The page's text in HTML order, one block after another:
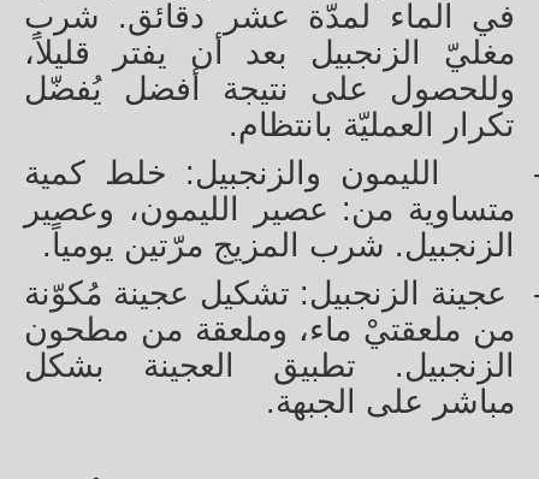
في الماء لمدّة عشر دقائق. شرب
مغليّ الزنجبيل بعد أن يفتر قليلاً،
وللحصول على نتيجة أفضل يُفضّل
تكرار العمليّة بانتظام.
الليمون والزنجبيل: خلط كمية
متساوية من: عصير الليمون، وعصير
الزنجبيل. شرب المزيج مرّتين يومياً.
عجينة الزنجبيل: تشكيل عجينة مُكوّنة
من ملعقتيْ ماء، وملعقة من مطحون
الزنجبيل. تطبيق العجينة بشكل
مباشر على الجبهة.